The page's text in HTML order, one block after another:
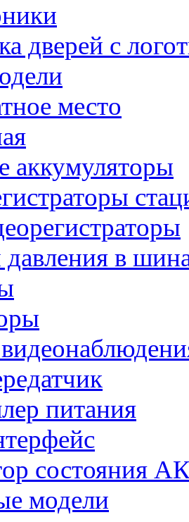
дверей с
место
аккумуляторы
в
питания
состояния
модели